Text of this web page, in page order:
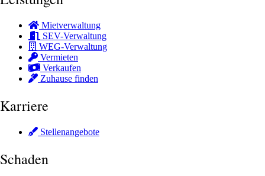
Mietverwaltung
SEV-Verwaltung
WEG-Verwaltung
Vermieten
Verkaufen
Zuhause finden
Karriere
Stellenangebote
Schaden